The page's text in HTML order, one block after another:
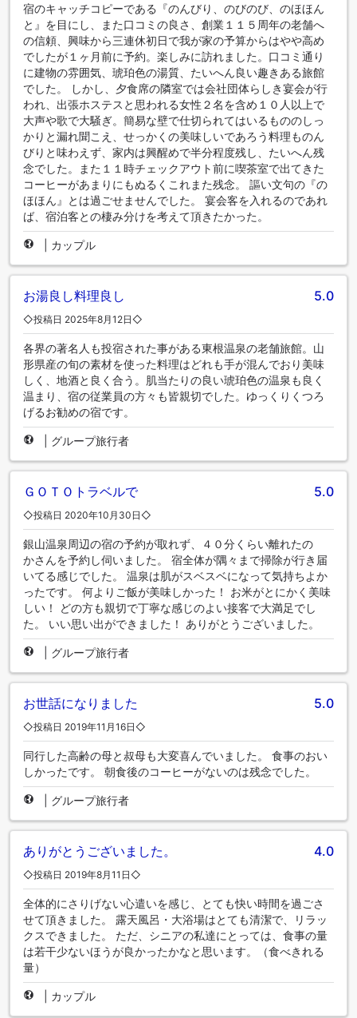
宿のキャッチコピーである『のんびり、のびのび、のほほん
と』を目にし、また口コミの良さ、創業１１５周年の老舗へ
の信頼、興味から三連休初日で我が家の予算からはやや高め
でしたが１ヶ月前に予約。楽しみに訪れました。口コミ通り
に建物の雰囲気、琥珀色の湯質、たいへん良い趣きある旅館
でした。 しかし、夕食席の隣室では会社団体らしき宴会が行
われ、出張ホステスと思われる女性２名を含め１０人以上で
大声や歌で大騒ぎ。簡易な壁で仕切られてはいるもののしっ
かりと漏れ聞こえ、せっかくの美味しいであろう料理ものん
びりと味わえず、家内は興醒めで半分程度残し、たいへん残
念でした。また１１時チェックアウト前に喫茶室で出てきた
コーヒーがあまりにもぬるくこれまた残念。 謳い文句の『の
ほほん』とは過ごせませんでした。 宴会客を入れるのであれ
ば、宿泊客との棲み分けを考えて頂きたかった。
カップル
お湯良し料理良し 5.0
◇投稿日 2025年8月12日◇
各界の著名人も投宿された事がある東根温泉の老舗旅館。山
形県産の旬の素材を使った料理はどれも手が混んでおり美味
しく、地酒と良く合う。肌当たりの良い琥珀色の温泉も良く
温まり、宿の従業員の方々も皆親切でした。ゆっくりくつろ
げるお勧めの宿です。
グループ旅行者
ＧＯＴＯトラベルで 5.0
◇投稿日 2020年10月30日◇
銀山温泉周辺の宿の予約が取れず、４０分くらい離れたのゝ
かさんを予約し伺いました。 宿全体が隅々まで掃除が行き届
いてる感じでした。 温泉は肌がスベスベになって気持ちよか
ったです。 何よりご飯が美味しかった！ お米がとにかく美味
しい！ どの方も親切で丁寧な感じのよい接客で大満足でし
た。 いい思い出ができました！ ありがとうございました。
グループ旅行者
お世話になりました 5.0
◇投稿日 2019年11月16日◇
同行した高齢の母と叔母も大変喜んでいました。 食事のおい
しかったです。 朝食後のコーヒーがないのは残念でした。
グループ旅行者
ありがとうございました。 4.0
◇投稿日 2019年8月11日◇
全体的にさりげない心遣いを感じ、とても快い時間を過ごさ
せて頂きました。 露天風呂・大浴場はとても清潔で、リラッ
クスできました。 ただ、シニアの私達にとっては、食事の量
は若干少ないほうが良かったかなと思います。（食べきれる
量）
カップル